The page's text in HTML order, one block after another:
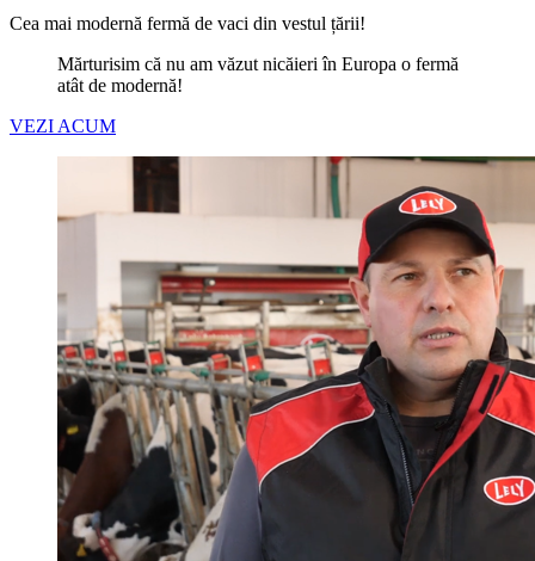
Cea mai modernă fermă de vaci din vestul țării!
Mărturisim că nu am văzut nicăieri în Europa o fermă
atât de modernă!
VEZI ACUM